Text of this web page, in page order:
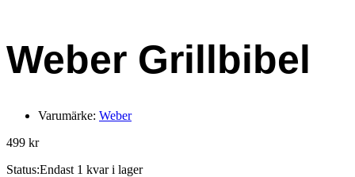
Weber Grillbibel
Varumärke: Weber
499 kr
Status:Endast 1 kvar i lager